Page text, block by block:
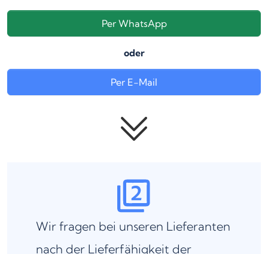
Per WhatsApp
oder
Per E-Mail
Wir fragen bei unseren Lieferanten
nach der Lieferfähigkeit der